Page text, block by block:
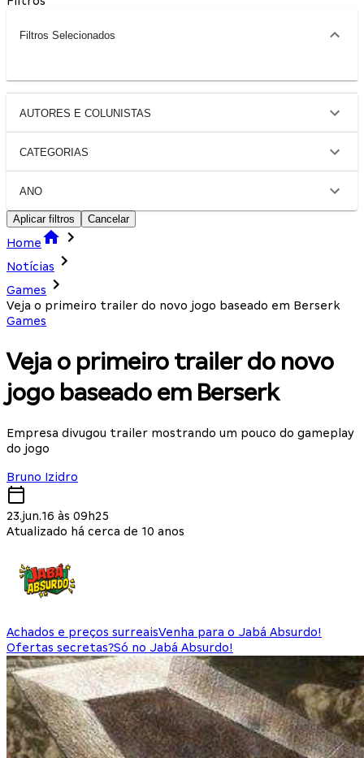
Filtros Selecionados
AUTORES E COLUNISTAS
CATEGORIAS
ANO
Aplicar filtros Cancelar
Home
Notícias
Games
Veja o primeiro trailer do novo jogo baseado em Berserk
Games
Veja o primeiro trailer do novo
jogo baseado em Berserk
Empresa divugou trailer mostrando um pouco do gameplay
do jogo
Bruno Izidro
23.jun.16 às 09h25
Atualizado há cerca de 10 anos
Achados e preços surreaisVenha para o Jabá Absurdo!
Ofertas secretas?Só no Jabá Absurdo!